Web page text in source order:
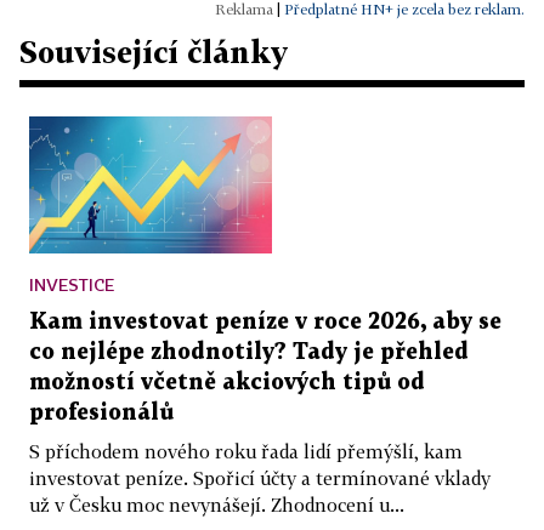
Předplatné HN+ je zcela bez reklam.
Související články
INVESTICE
Kam investovat peníze v roce 2026, aby se
co nejlépe zhodnotily? Tady je přehled
možností včetně akciových tipů od
profesionálů
S příchodem nového roku řada lidí přemýšlí, kam
investovat peníze. Spořicí účty a termínované vklady
už v Česku moc nevynášejí. Zhodnocení u...